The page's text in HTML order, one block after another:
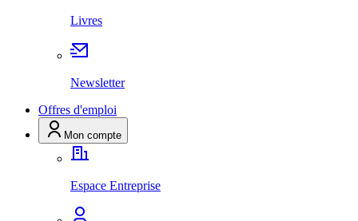
Livres
Newsletter
Offres d'emploi
Mon compte
Espace Entreprise